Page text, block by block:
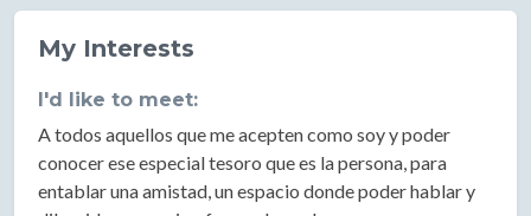
My Interests
I'd like to meet:
A todos aquellos que me acepten como soy y poder
conocer ese especial tesoro que es la persona, para
entablar una amistad, un espacio donde poder hablar y